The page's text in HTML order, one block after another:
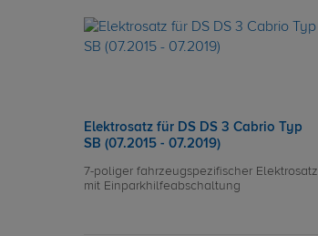
Elektrosatz für DS DS 3 Cabrio Typ
SB (07.2015 - 07.2019)
7-poliger fahrzeugspezifischer Elektrosatz
mit Einparkhilfeabschaltung